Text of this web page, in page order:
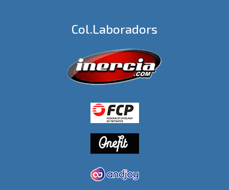
Col.laboradors